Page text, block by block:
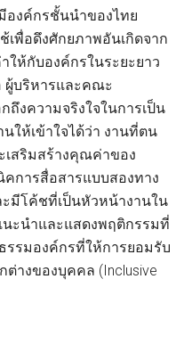
องค์กรชั้นนำของไทย
เพื่อดึงศักยภาพอันเกิดจาก
ห้กับองค์กรในระยะยาว
บริหารและคณะ
ถึงความจริงใจในการเป็น
ให้เข้าใจได้ว่า งานที่ตน
เสริมสร้างคุณค่าของ
คการสื่อสารแบบสองทาง
ะมีโค้ชที่เป็นหัวหน้างานใน
ะนำและแสดงพฤติกรรมที่
รรมองค์กรที่ให้การยอมรับ
างของบุคคล (Inclusive